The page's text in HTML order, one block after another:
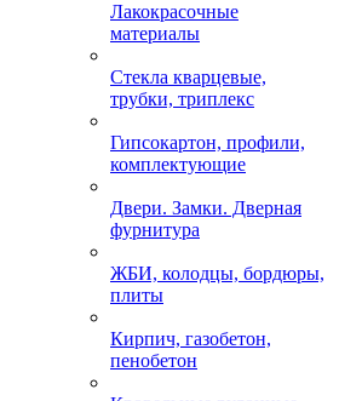
Лакокрасочные
материалы
Стекла кварцевые,
трубки, триплекс
Гипсокартон, профили,
комплектующие
Двери. Замки. Дверная
фурнитура
ЖБИ, колодцы, бордюры,
плиты
Кирпич, газобетон,
пенобетон